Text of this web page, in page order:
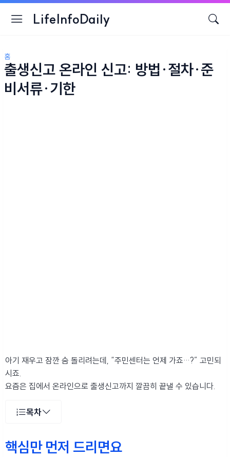
LifeInfoDaily
홈
출생신고 온라인 신고: 방법·절차·준
비서류·기한
아기 재우고 잠깐 숨 돌리려는데, “주민센터는 언제 가죠…?” 고민되
시죠.
요즘은 집에서 온라인으로 출생신고까지 깔끔히 끝낼 수 있습니다.
목차
핵심만 먼저 드리면요